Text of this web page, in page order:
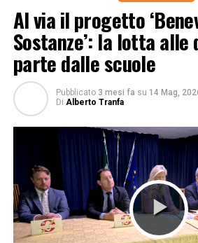
Al via il progetto
Sostanze’: la lotta alle
parte dalle scuole
Pubblicato 3 mesi fa su 14 Mag,
Di Alberto Tranfa